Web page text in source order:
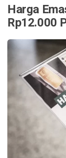
Harga
Rp12.000